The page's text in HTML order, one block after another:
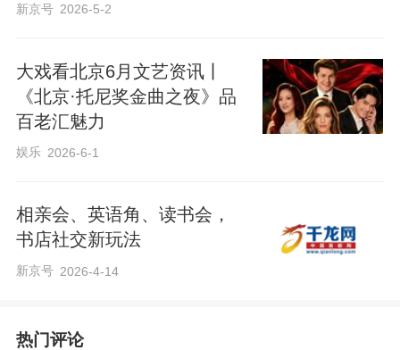
新京号 2026-5-2
大戏看北京6月文艺资讯丨
《北京·托尼奖金曲之夜》品
百老汇魅力
娱乐 2026-6-1
相亲会、英语角、读书会，
书店社交新玩法
新京号 2026-4-14
热门评论